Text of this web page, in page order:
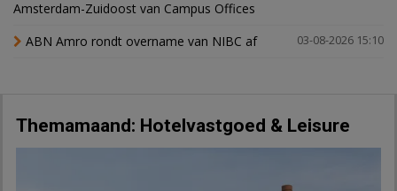
Amsterdam-Zuidoost van Campus Offices
03-08-2026 15:10
ABN Amro rondt overname van NIBC af
Themamaand: Hotelvastgoed & Leisure